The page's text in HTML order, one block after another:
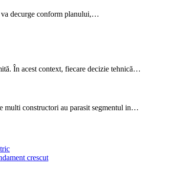
va decurge conform planului,…
În acest context, fiecare decizie tehnică…
multi constructori au parasit segmentul in…
crescut